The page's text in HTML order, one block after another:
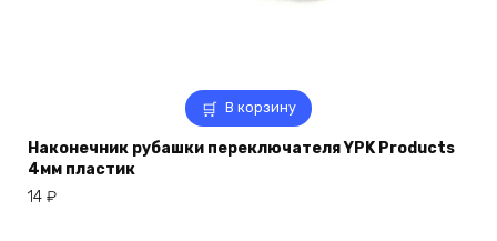
В корзину
Наконечник рубашки переключателя YPK Products
4мм пластик
14 ₽